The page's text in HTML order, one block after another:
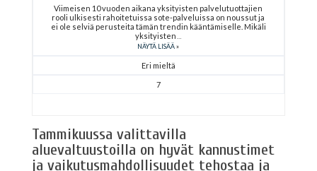
Viimeisen 10 vuoden aikana yksityisten palvelutuottajien
rooli ulkisesti rahoitetuissa sote-palveluissa on noussut ja
ei ole selviä perusteita tämän trendin kääntämiselle. Mikäli
yksityisten
NÄYTÄ LISÄÄ
Eri mieltä
7
Tammikuussa valittavilla
aluevaltuustoilla on hyvät kannustimet
ja vaikutusmahdollisuudet tehostaa ja